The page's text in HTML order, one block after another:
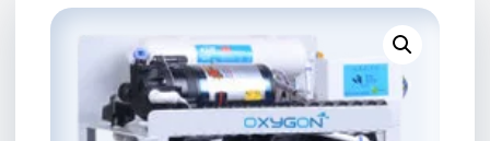
Εξοπλισμός Πισίνας
Υδρομασάζ & SPA
Επεξεργασία Νερού